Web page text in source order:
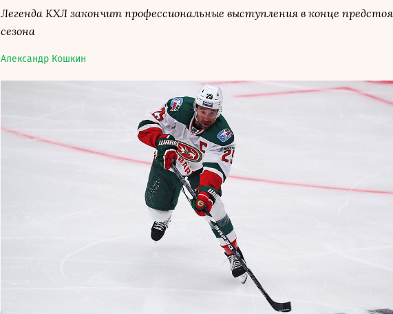
Легенда КХЛ закончит профессиональные выступления в конце
сезона
Александр Кошкин